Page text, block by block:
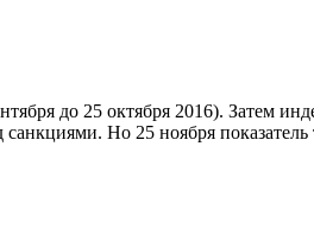
до 25 октября 2016). Затем
Но 25 ноября